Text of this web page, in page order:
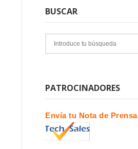
BUSCAR
PATROCINADORES
Envía tu Nota de Prensa